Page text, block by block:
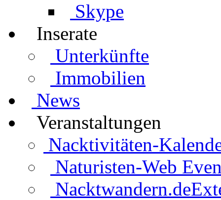
Skype
Inserate
Unterkünfte
Immobilien
News
Veranstaltungen
Nacktivitäten-
Naturisten-Web
Nacktwandern.de